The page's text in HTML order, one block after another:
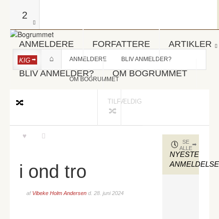
2
ANMELDERE FORFATTERE ARTIKLER
BLIV ANMELDER? OM BOGRUMMET
KIG ANMELDERE BLIV ANMELDER?
OM BOGRUMMET
TILFÆLDIG
i ond tro
af Vibeke Holm Andersen d. 28. juni 2024
NYESTE
SE
ALLE